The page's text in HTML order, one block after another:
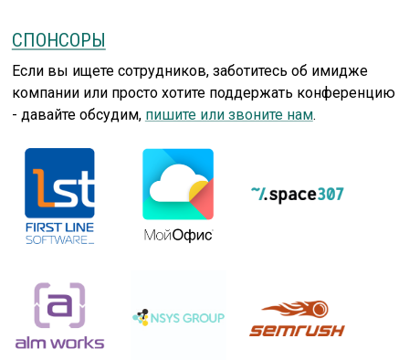
СПОНСОРЫ
Если вы ищете сотрудников, заботитесь об имидже
компании или просто хотите поддержать конференцию
- давайте обсудим, пишите или звоните нам.